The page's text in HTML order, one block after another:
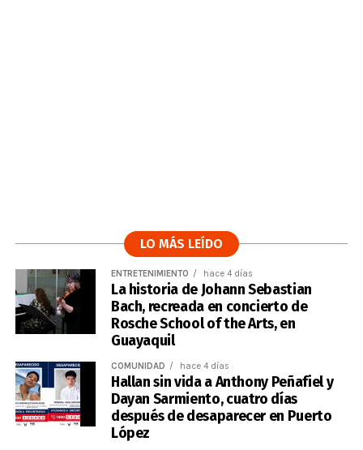
LO MÁS LEÍDO
ENTRETENIMIENTO hace 4 días
La historia de Johann Sebastian
Bach, recreada en concierto de
Rosche School of the Arts, en
Guayaquil
COMUNIDAD hace 4 días
Hallan sin vida a Anthony Peñafiel y
Dayan Sarmiento, cuatro días
después de desaparecer en Puerto
López